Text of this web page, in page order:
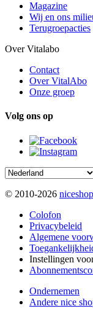
Magazine
Wij en ons
Terugroepacties
Over Vitalabo
Contact
Over VitalAbo
Onze groep
Volg ons op
© 2010-2026
Colofon
Privacybeleid
Algemene
Instellingen
Ondernemen
Andere nice